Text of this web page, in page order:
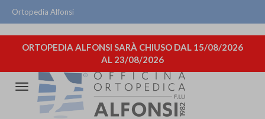
Ortopedia Alfonsi
ORTOPEDIA ALFONSI SARÀ CHIUSO DAL 15/08/2026
AL 23/08/2026
Attiva/disattiva
navigazione